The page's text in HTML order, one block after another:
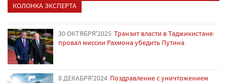
КОЛОНКА ЭКСПЕРТА
30 ОКТЯБРЯ'2025 Транзит власти в Таджикистане:
провал миссии Рахмона убедить Путина
8 ДЕКАБРЯ'2024 Поздравление с уничтожением